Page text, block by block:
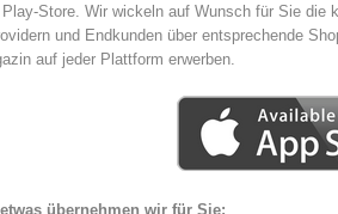
Store. Wir wickeln auf Wunsch für Sie die
und Endkunden über entsprechende
auf jeder Plattform erwerben.
übernehmen wir für Sie: